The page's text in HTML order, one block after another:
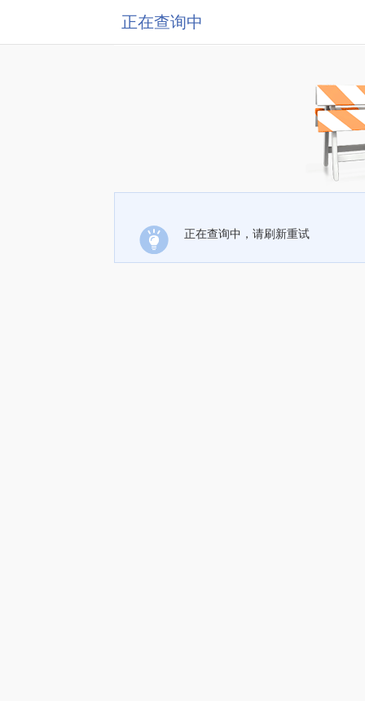
正在查询中
正在查询中，请刷新重试